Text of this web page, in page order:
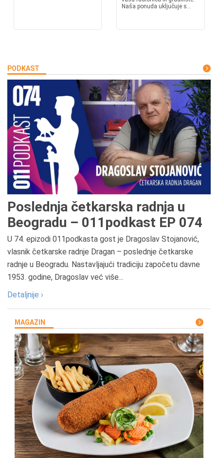
Naša ponuda uključuje s...
PODKAST
Poslednja četkarska radnja u
Beogradu – 011podkast EP 074
U 74. epizodi 011podkasta gost je Dragoslav Stojanović,
vlasnik četkarske radnje Dragan – poslednje četkarske
radnje u Beogradu. Nastavljajući tradiciju započetu davne
1953. godine, Dragoslav već više...
Detaljnije ›
MAGAZIN